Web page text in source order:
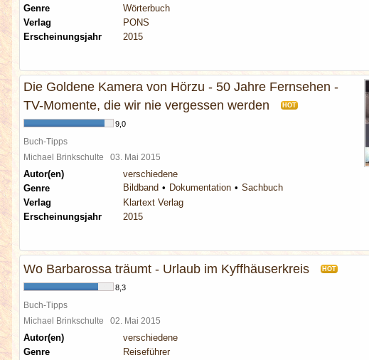
Genre
Wörterbuch
Verlag
PONS
Erscheinungsjahr
2015
Die Goldene Kamera von Hörzu - 50 Jahre Fernsehen -
TV-Momente, die wir nie vergessen werden
HOT
9,0
Buch-Tipps
Michael Brinkschulte 03. Mai 2015
Autor(en)
verschiedene
Genre
Bildband Dokumentation
Sachbuch
Verlag
Klartext Verlag
Erscheinungsjahr
2015
Wo Barbarossa träumt - Urlaub im Kyffhäuserkreis HOT
8,3
Buch-Tipps
Michael Brinkschulte 02. Mai 2015
Autor(en)
verschiedene
Genre
Reiseführer